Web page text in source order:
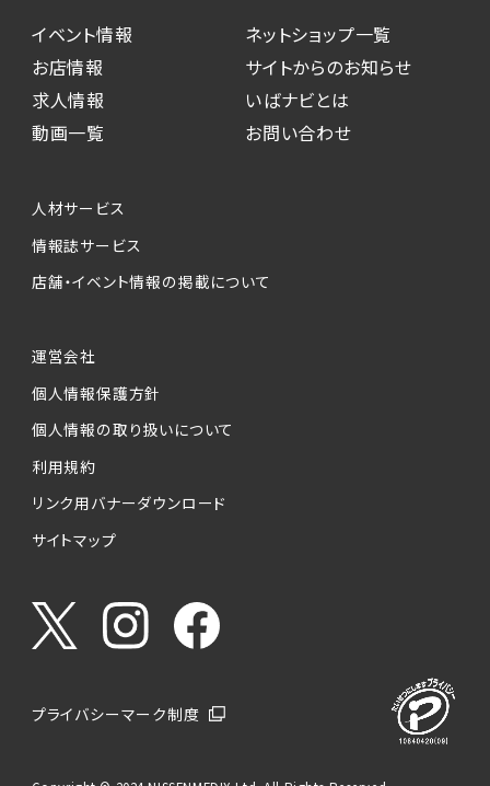
イベント情報
お店情報
求人情報
動画一覧
ネットショップ一覧
サイトからのお知らせ
いばナビとは
お問い合わせ
人材サービス
情報誌サービス
店舗・イベント情報の掲載について
運営会社
個人情報保護方針
個人情報の取り扱いについて
利用規約
リンク用バナーダウンロード
サイトマップ
プライバシーマーク制度